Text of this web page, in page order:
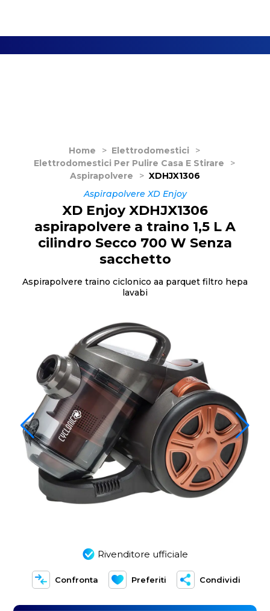
Home > Elettrodomestici
>
Elettrodomestici Per Pulire Casa E Stirare
>
Aspirapolvere
> XDHJX1306
Aspirapolvere XD Enjoy
Rivenditore ufficiale
Confronta Preferiti Condividi
XD Enjoy XDHJX1306
aspirapolvere a traino 1,5 L A
cilindro Secco 700 W Senza
sacchetto
Aspirapolvere traino ciclonico aa parquet filtro hepa
lavabi